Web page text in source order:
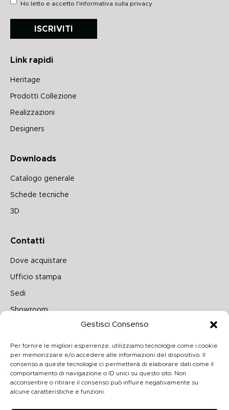
Gestisci Consenso
Per fornire le migliori esperienze, utilizziamo tecnologie come i cookie
per memorizzare e/o accedere alle informazioni del dispositivo. Il
consenso a queste tecnologie ci permetterà di elaborare dati come il
comportamento di navigazione o ID unici su questo sito. Non
acconsentire o ritirare il consenso può influire negativamente su
alcune caratteristiche e funzioni.
Ho letto e accetto l'informativa sulla privacy
ISCRIVITI
Link rapidi
Heritage
Prodotti Collezione
Realizzazioni
Designers
Downloads
Catalogo generale
Schede tecniche
3D
Contatti
Dove acquistare
Ufficio stampa
Sedi
Showroom
Archiproducts